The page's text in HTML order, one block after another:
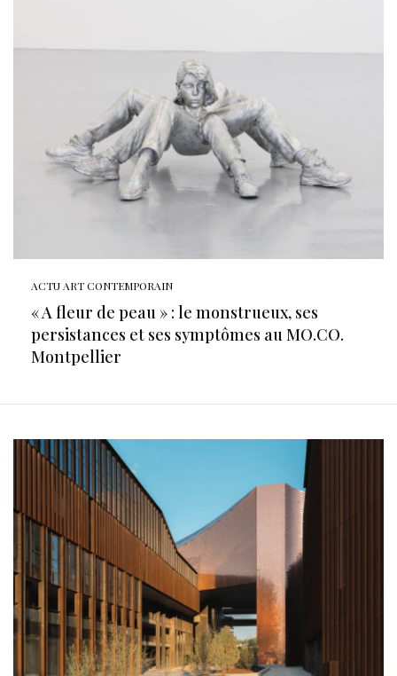
ACTU ART CONTEMPORAIN
« A fleur de peau » : le monstrueux, ses
persistances et ses symptômes au MO.CO.
Montpellier